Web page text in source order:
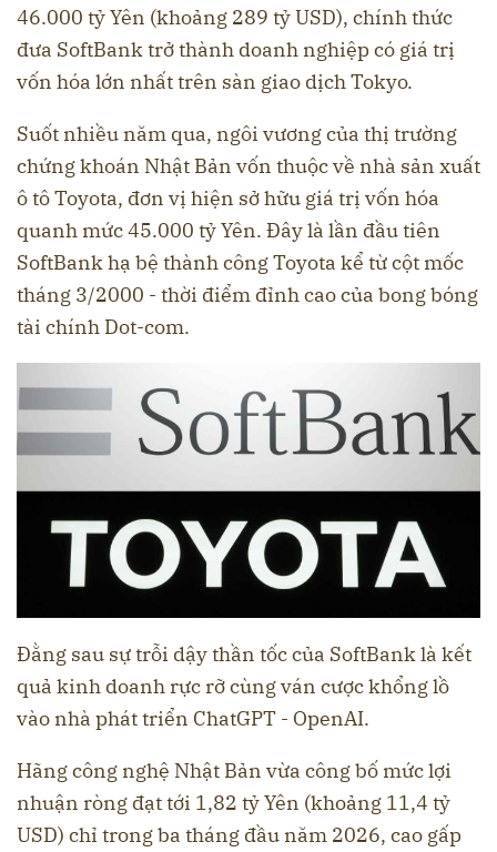
46.000 tỷ Yên (khoảng 289 tỷ USD), chính thức
đưa SoftBank trở thành doanh nghiệp có giá trị
vốn hóa lớn nhất trên sàn giao dịch Tokyo.
Suốt nhiều năm qua, ngôi vương của thị trường
chứng khoán Nhật Bản vốn thuộc về nhà sản xuất
ô tô Toyota, đơn vị hiện sở hữu giá trị vốn hóa
quanh mức 45.000 tỷ Yên. Đây là lần đầu tiên
SoftBank hạ bệ thành công Toyota kể từ cột mốc
tháng 3/2000 - thời điểm đỉnh cao của bong bóng
tài chính Dot-com.
Đằng sau sự trỗi dậy thần tốc của SoftBank là kết
quả kinh doanh rực rỡ cùng ván cược khổng lồ
vào nhà phát triển ChatGPT - OpenAI.
Hãng công nghệ Nhật Bản vừa công bố mức lợi
nhuận ròng đạt tới 1,82 tỷ Yên (khoảng 11,4 tỷ
USD) chỉ trong ba tháng đầu năm 2026, cao gấp